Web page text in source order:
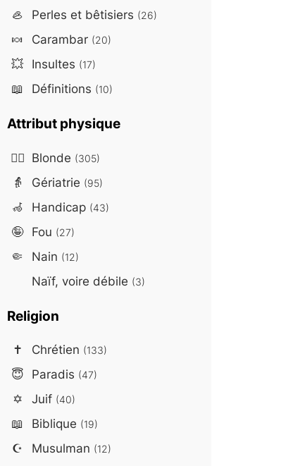
🦪 Perles et bêtisiers (26)
🍬 Carambar (20)
💥 Insultes (17)
📖 Définitions (10)
Attribut physique
👱‍♀️ Blonde (305)
👵 Gériatrie (95)
🦽 Handicap (43)
🤪 Fou (27)
🤏 Nain (12)
Naïf, voire débile (3)
Religion
✝️ Chrétien (133)
😇 Paradis (47)
✡️ Juif (40)
📖 Biblique (19)
☪️ Musulman (12)